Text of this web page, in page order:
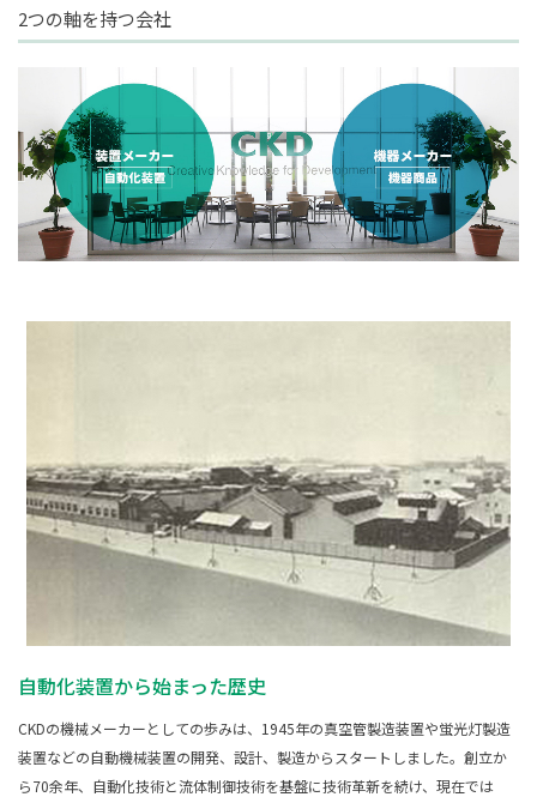
2つの軸を持つ会社
自動化装置から始まった歴史
CKDの機械メーカーとしての歩みは、1945年の真空管製造装置や蛍光灯製造
装置などの自動機械装置の開発、設計、製造からスタートしました。創立か
ら70余年、自動化技術と流体制御技術を基盤に技術革新を続け、現在では